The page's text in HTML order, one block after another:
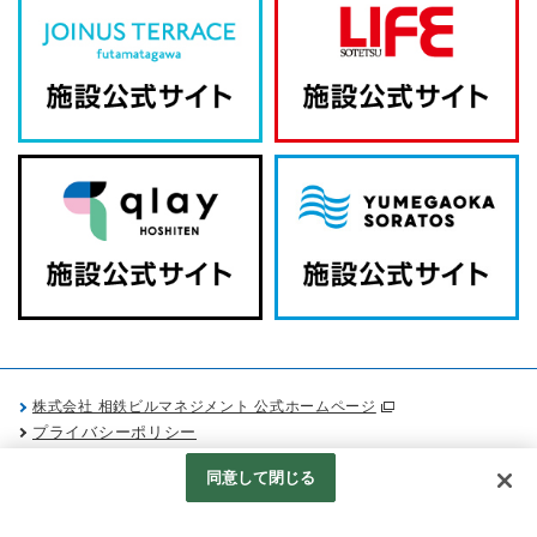
株式会社 相鉄ビルマネジメント 公式ホームページ
プライバシーポリシー
Googleアナリティクスの利用について
同意して閉じる